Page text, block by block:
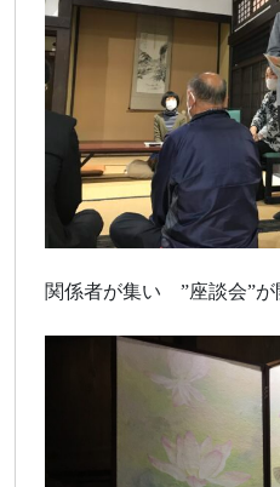
関係者が集い ”座談会”が